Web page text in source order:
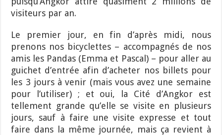
visiteurs par an.
Le premier jour, en fin d’après midi, nous
prenons nos bicyclettes – accompagnés de nos
amis les Pandas (Emma et Pascal) – pour aller au
guichet d’entrée afin d’acheter nos billets pour
les 3 jours à venir (mais vous avez une semaine
pour l’utiliser) ; et oui, la Cité d’Angkor est
tellement grande qu’elle se visite en plusieurs
jours, sauf à faire une visite expresse et tout
faire dans la même journée, mais ça revient à